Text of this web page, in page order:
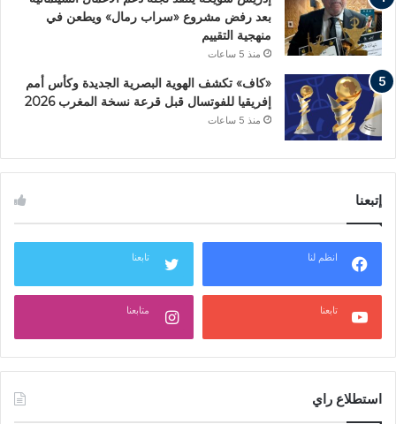
بعد رفض مشروع «سراب رمال» ويطعن في
منهجية التقييم
منذ 5 ساعات
«كاف» تكشف الهوية البصرية الجديدة وكأس أمم
إفريقيا للفوتسال قبل قرعة نسخة المغرب 2026
منذ 5 ساعات
إتبعنا
انظم لنا تابعنا
تابعنا متابعنا
استطلاع راي